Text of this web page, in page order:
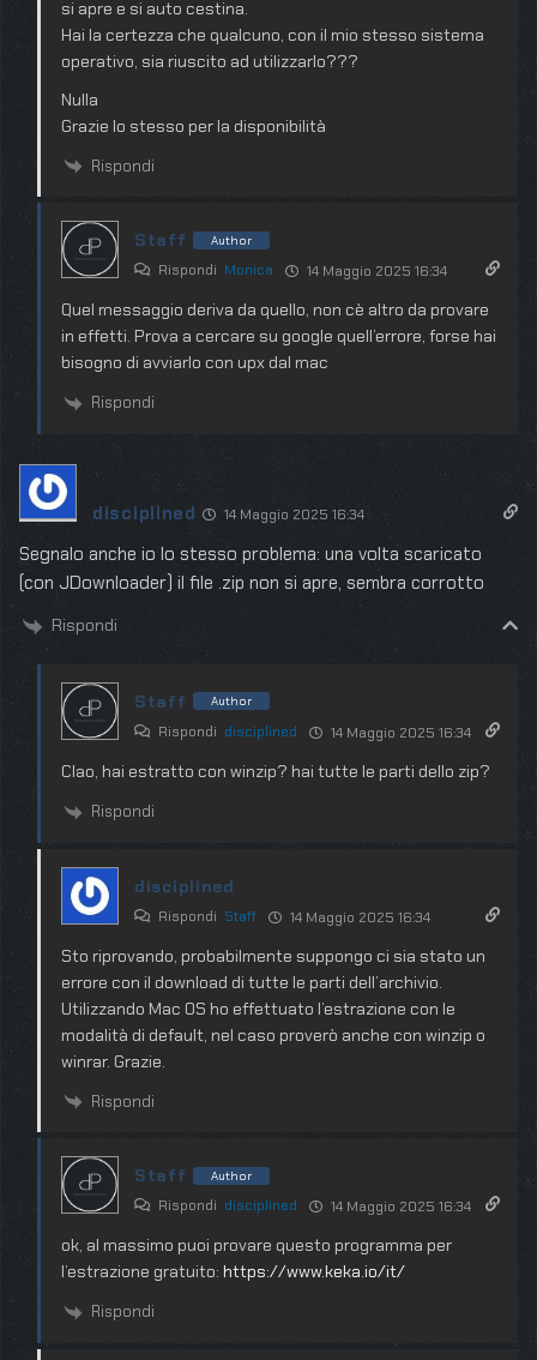
si apre e si auto cestina.
Hai la certezza che qualcuno, con il mio stesso sistema
operativo, sia riuscito ad utilizzarlo???
Nulla
Grazie lo stesso per la disponibilità
Rispondi
Staff Author
Rispondi Monica 14 Maggio 2025 16:34
Quel messaggio deriva da quello, non cè altro da provare
in effetti. Prova a cercare su google quell’errore, forse hai
bisogno di avviarlo con upx dal mac
Rispondi
disciplined 14 Maggio 2025 16:34
Segnalo anche io lo stesso problema: una volta scaricato
(con JDownloader) il file .zip non si apre, sembra corrotto
Rispondi
Staff Author
Rispondi disciplined 14 Maggio 2025 16:34
CIao, hai estratto con winzip? hai tutte le parti dello zip?
Rispondi
disciplined
Rispondi Staff 14 Maggio 2025 16:34
Sto riprovando, probabilmente suppongo ci sia stato un
errore con il download di tutte le parti dell’archivio.
Utilizzando Mac OS ho effettuato l’estrazione con le
modalità di default, nel caso proverò anche con winzip o
winrar. Grazie.
Rispondi
Staff Author
Rispondi disciplined 14 Maggio 2025 16:34
ok, al massimo puoi provare questo programma per
l’estrazione gratuito: https://www.keka.io/it/
Rispondi